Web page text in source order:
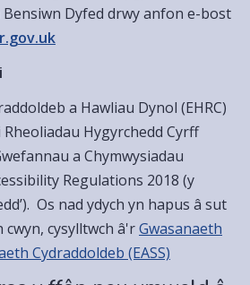
Dyfed drwy anfon e-bost
a Hawliau Dynol (EHRC)
Hygyrchedd Cyrff
a Chymwysiadau
Regulations 2018 (y
Os nad ydych yn hapus â sut
cwyn, cysylltwch â'rGwasanaeth
Cydraddoldeb (EASS)